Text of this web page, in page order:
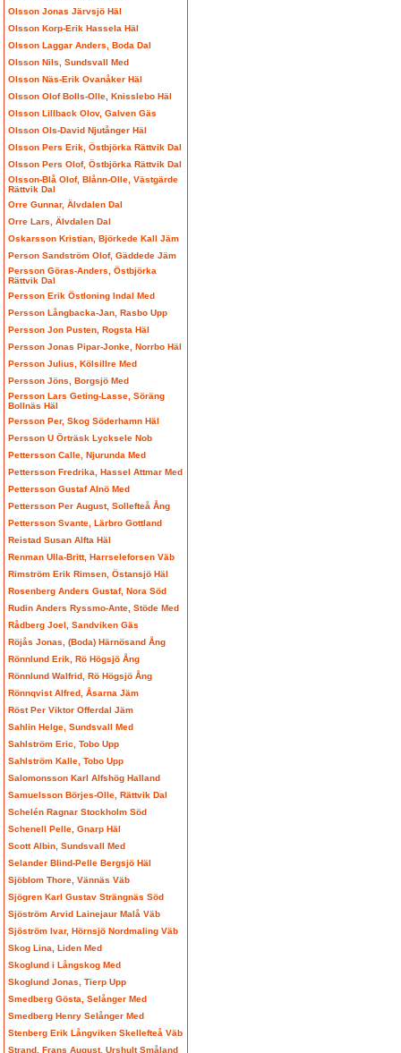
Olsson Jonas Järvsjö Häl
Olsson Korp-Erik Hassela Häl
Olsson Laggar Anders, Boda Dal
Olsson Nils, Sundsvall Med
Olsson Näs-Erik Ovanåker Häl
Olsson Olof Bolls-Olle, Knisslebo Häl
Olsson Lillback Olov, Galven Gäs
Olsson Ols-David Njutånger Häl
Olsson Pers Erik, Östbjörka Rättvik Dal
Olsson Pers Olof, Östbjörka Rättvik Dal
Olsson-Blå Olof, Blånn-Olle, Västgärde
Rättvik Dal
Orre Gunnar, Älvdalen Dal
Orre Lars, Älvdalen Dal
Oskarsson Kristian, Björkede Kall Jäm
Person Sandström Olof, Gäddede Jäm
Persson Göras-Anders, Östbjörka
Rättvik Dal
Persson Erik Östloning Indal Med
Persson Långbacka-Jan, Rasbo Upp
Persson Jon Pusten, Rogsta Häl
Persson Jonas Pipar-Jonke, Norrbo Häl
Persson Julius, Kölsillre Med
Persson Jöns, Borgsjö Med
Persson Lars Geting-Lasse, Söräng
Bollnäs Häl
Persson Per, Skog Söderhamn Häl
Persson U Örträsk Lycksele Nob
Pettersson Calle, Njurunda Med
Pettersson Fredrika, Hassel Attmar Med
Pettersson Gustaf Alnö Med
Pettersson Per August, Sollefteå Ång
Pettersson Svante, Lärbro Gottland
Reistad Susan Alfta Häl
Renman Ulla-Britt, Harrseleforsen Väb
Rimström Erik Rimsen, Östansjö Häl
Rosenberg Anders Gustaf, Nora Söd
Rudin Anders Ryssmo-Ante, Stöde Med
Rådberg Joel, Sandviken Gäs
Röjås Jonas, (Boda) Härnösand Ång
Rönnlund Erik, Rö Högsjö Ång
Rönnlund Walfrid, Rö Högsjö Ång
Rönnqvist Alfred, Åsarna Jäm
Röst Per Viktor Offerdal Jäm
Sahlin Helge, Sundsvall Med
Sahlström Eric, Tobo Upp
Sahlström Kalle, Tobo Upp
Salomonsson Karl Alfshög Halland
Samuelsson Börjes-Olle, Rättvik Dal
Schelén Ragnar Stockholm Söd
Schenell Pelle, Gnarp Häl
Scott Albin, Sundsvall Med
Selander Blind-Pelle Bergsjö Häl
Sjöblom Thore, Vännäs Väb
Sjögren Karl Gustav Strängnäs Söd
Sjöström Arvid Lainejaur Malå Väb
Sjöström Ivar, Hörnsjö Nordmaling Väb
Skog Lina, Liden Med
Skoglund i Långskog Med
Skoglund Jonas, Tierp Upp
Smedberg Gösta, Selånger Med
Smedberg Henry Selånger Med
Stenberg Erik Långviken Skellefteå Väb
Strand, Frans August, Urshult Småland